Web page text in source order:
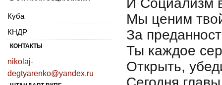
И Социализм
Мы ценим
За
Ты каждое
Открыть,
Куба
КНДР
КОНТАКТЫ
nikolaj-
degtyarenko@yandex.ru